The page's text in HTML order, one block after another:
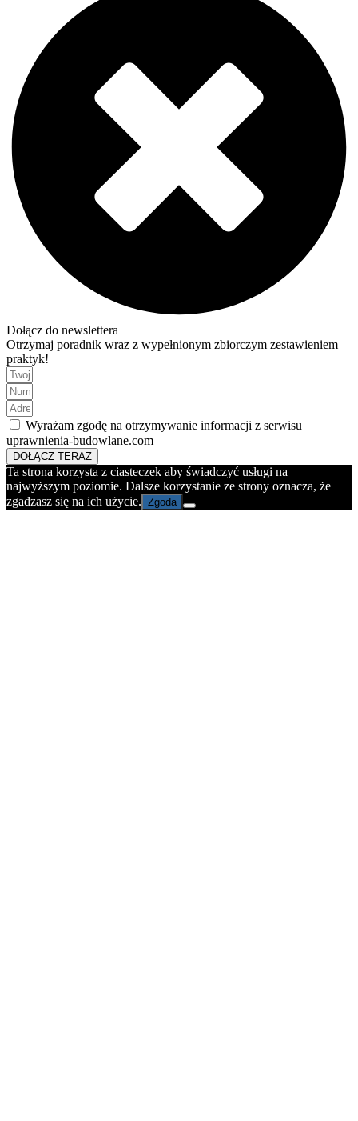
Dołącz do newslettera
Otrzymaj poradnik wraz z wypełnionym zbiorczym zestawieniem
praktyk!
Wyrażam zgodę na otrzymywanie informacji z serwisu
uprawnienia-budowlane.com
DOŁĄCZ TERAZ
Ta strona korzysta z ciasteczek aby świadczyć usługi na
najwyższym poziomie. Dalsze korzystanie ze strony oznacza, że
zgadzasz się na ich użycie. Zgoda